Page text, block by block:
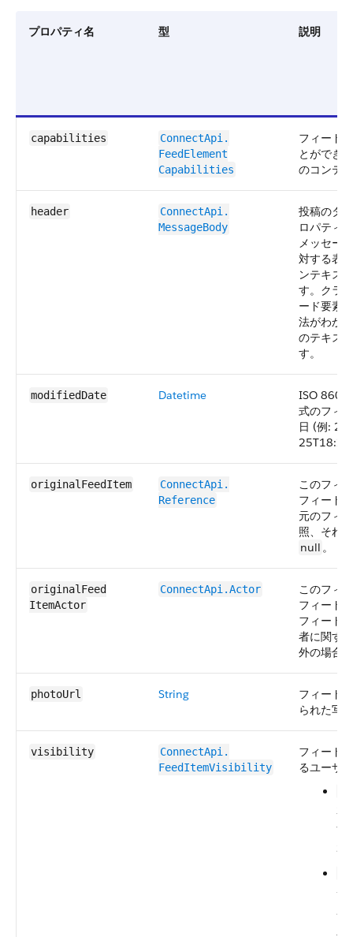
プロパティ名 型 説明
capabilities
ConnectApi.​
FeedElement​
Capabilities
フィード
とができ
のコンテ
header
ConnectApi.​
MessageBody
投稿のタ
ロパティ
メッセー
対する表
ンテキス
す。クラ
ード要素
法がわか
のテキス
す。
modifiedDate Datetime
ISO 8601
式のフィ
日 (例:
originalFeedItem
ConnectApi.​
Reference
このフィ
フィード
元のフィ
照、それ
null 。
originalFeed​
ItemActor
ConnectApi.Actor
このフィ
フィード
フィード
者に関す
外の場合
photoUrl String
フィード
られた写
visibility
ConnectApi.​
FeedItemVisibility
フィード
るユーザ
示
ザ
れ
—
ユ